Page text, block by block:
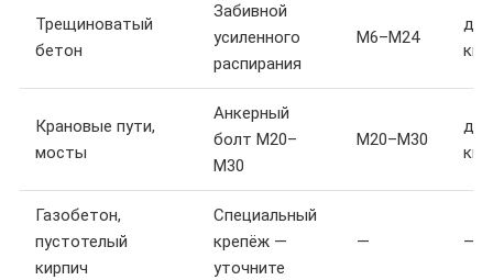
Трещиноватый
бетон
Забивной
усиленного
распирания
M6–M24
до
кг
Крановые пути,
мосты
Анкерный
болт M20–
M30
M20–M30
до
кг
Газобетон,
пустотелый
кирпич
Специальный
крепёж —
уточните
— —